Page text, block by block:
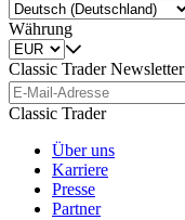
Währung
Classic Trader Newsletter
Classic Trader
Über uns
Karriere
Presse
Partner